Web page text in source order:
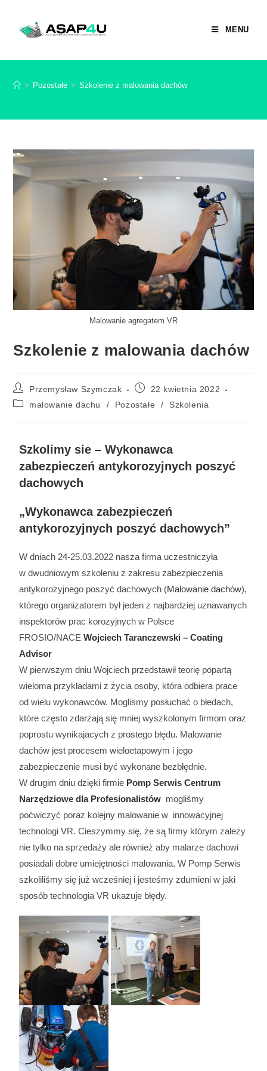
MENU
> Pozostałe > Szkolenie z malowania dachów
Malowanie agregatem VR
Szkolenie z malowania dachów
Przemysław Szymczak
22 kwietnia 2022
malowanie dachu
/ Pozostałe / Szkolenia
Szkolimy sie – Wykonawca
zabezpieczeń antykorozyjnych poszyć
dachowych
„Wykonawca zabezpieczeń
antykorozyjnych poszyć dachowych”
W dniach 24-25.03.2022 nasza firma uczestniczyła
wdwudniowym szkoleniu z zakresu zabezpieczenia
antykorozyjnego poszyć dachowych (Malowanie dachów),
którego organizatorem był jeden z najbardziej uznawanych
inspektorów prac korozyjnych w Polsce
FROSIO/NACEWojciech Taranczewski – Coating
Advisor
W pierwszym dniu Wojciech przedstawił teorię popartą
wieloma przykładami z życia osoby, która odbiera prace
od wielu wykonawców. Moglismy posłuchać o błedach,
które często zdarzają się mniej wyszkolonym firmom oraz
poprostu wynikajacych z prostego błędu. Malowanie
dachów jest procesem wieloetapowym i jego
zabezpieczenie musi być wykonane bezbłędnie.
W drugim dniu dzięki firmie Pomp Serwis Centrum
Narzędziowe dla Profesionalistów mogliśmy
poćwiczyć poraz kolejny malowanie w innowacyjnej
technologi VR. Cieszymmy się, że są firmy którym zależy
nie tylko na sprzedaży ale również aby malarze dachowi
posiadali dobre umiejętności malowania.W Pomp Serwis
szkoliliśmy się już wcześniej i jesteśmy zdumieni w jaki
sposób technologia VR ukazuje błędy.